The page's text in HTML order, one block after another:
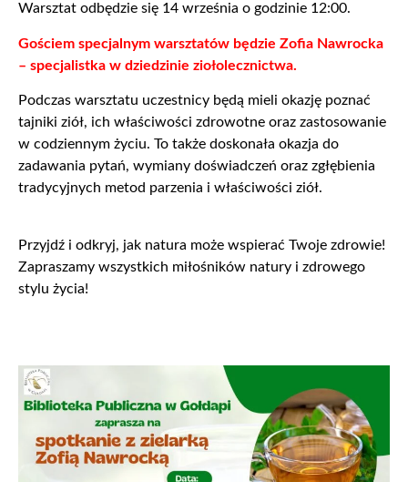
Warsztat odbędzie się 14 września o godzinie 12:00.
Gościem specjalnym warsztatów będzie Zofia Nawrocka
– specjalistka w dziedzinie ziołolecznictwa.
Podczas warsztatu uczestnicy będą mieli okazję poznać
tajniki ziół, ich właściwości zdrowotne oraz zastosowanie
w codziennym życiu. To także doskonała okazja do
zadawania pytań, wymiany doświadczeń oraz zgłębienia
tradycyjnych metod parzenia i właściwości ziół.
Przyjdź i odkryj, jak natura może wspierać Twoje zdrowie!
Zapraszamy wszystkich miłośników natury i zdrowego
stylu życia!